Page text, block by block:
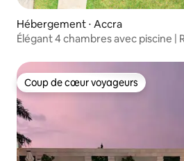
Hébergement ⋅ Accra
Élégant 4 chambres avec piscine |
Coup de cœur voyageurs
Coup de cœur voyageurs